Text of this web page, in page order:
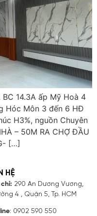
14.3A ấp Mỹ Hoà 4
Hóc Môn 3 đến 6 HĐ
H3%, nguồn Chuyên
– 50M RA CHỢ ĐẦU
[…]
HỆ
290 An Dương Vương,
4 , Quận 5, Tp. HCM
: 0902 590 550